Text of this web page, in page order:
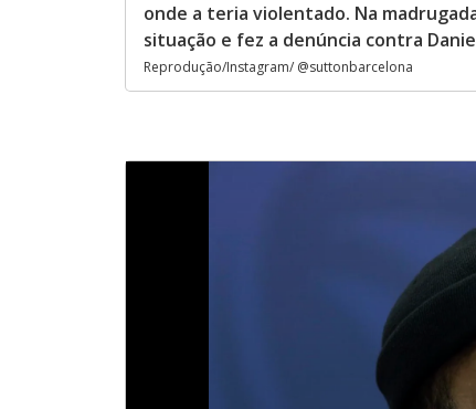
onde a teria violentado. Na
situação e fez a denúncia contra
Reprodução/Instagram/ @suttonbarcelona